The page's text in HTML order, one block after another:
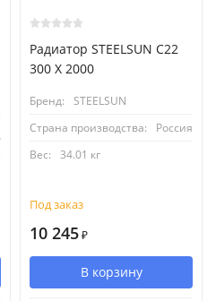
Радиатор STEELSUN С22
300 X 2000
Бренд:
STEELSUN
Страна производства:
Россия
Вес:
34.01 кг
Под заказ
10 245 ₽
В корзину